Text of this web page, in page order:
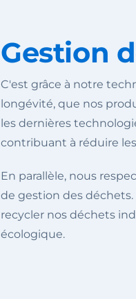
Gestion
C'est grâce à notre
longévité, que nos
les dernières
contribuant à réduire
En parallèle, nous
de gestion des
recycler nos déchets
écologique.